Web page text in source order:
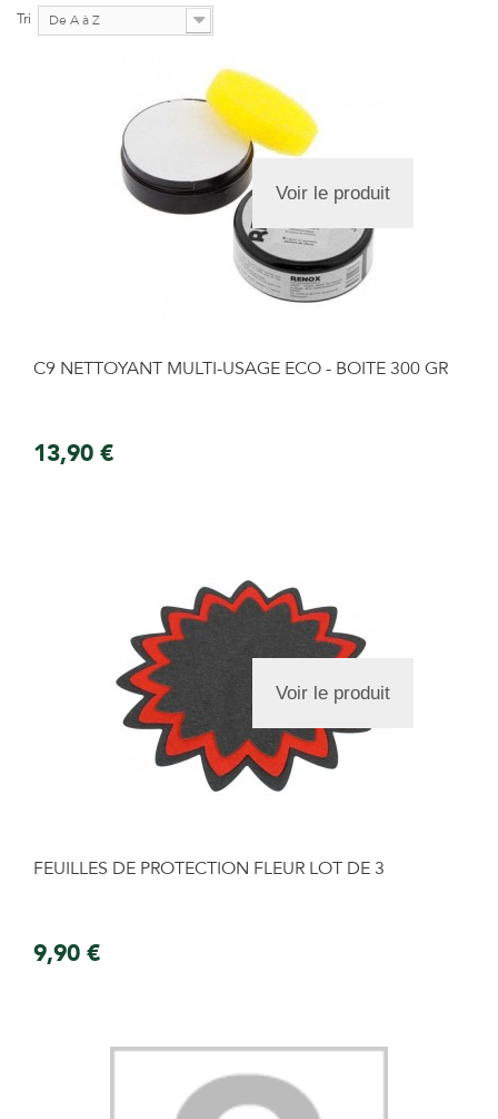
Tri De A à Z
Voir le produit
C9 NETTOYANT MULTI-USAGE ECO - BOITE 300 GR
13,90 €
Voir le produit
FEUILLES DE PROTECTION FLEUR LOT DE 3
9,90 €